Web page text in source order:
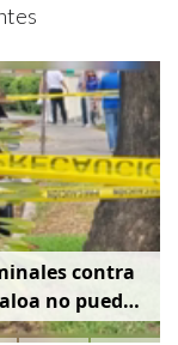
contra
no puede